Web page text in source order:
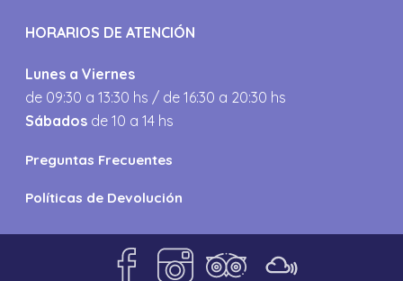
HORARIOS DE ATENCIÓN
Lunes a Viernes
de 09:30 a 13:30 hs / de 16:30 a 20:30 hs
Sábados de 10 a 14 hs
Preguntas Frecuentes
Políticas de Devolución